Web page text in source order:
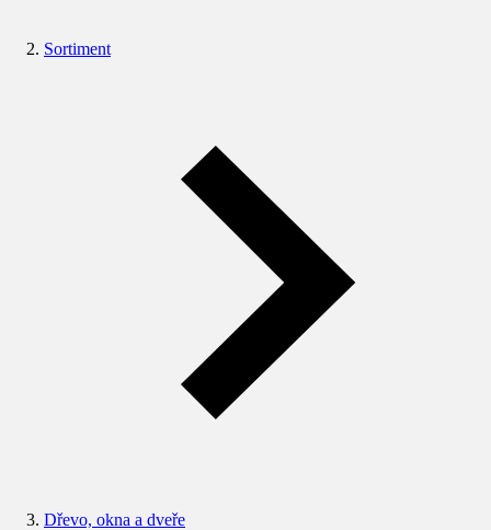
Sortiment
Dřevo, okna a dveře